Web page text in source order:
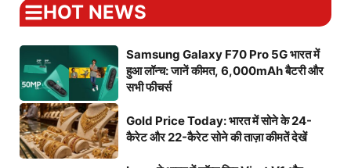
HOT NEWS
Samsung Galaxy F70 Pro 5G भारत में
हुआ लॉन्च: जानें कीमत, 6,000mAh बैटरी और
सभी फीचर्स
Gold Price Today: भारत में सोने के 24-
कैरेट और 22-कैरेट सोने की ताज़ा कीमतें देखें